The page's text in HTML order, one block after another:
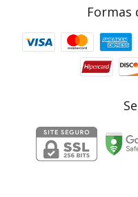
Formas
Cupom 1a compra:
2 pecas